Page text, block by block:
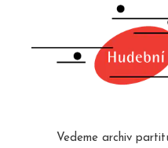
Vedeme archiv